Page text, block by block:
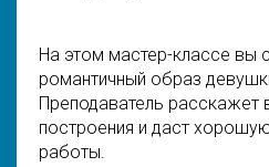
На этом мастер-классе вы
романтичный образ
Преподаватель расскажет
построения и даст
работы.